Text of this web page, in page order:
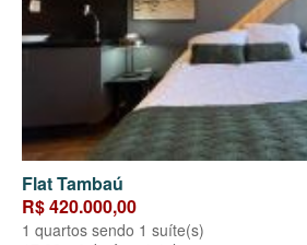
Flat Tambaú
R$ 420.000,00
1 quartos sendo 1 suíte(s)